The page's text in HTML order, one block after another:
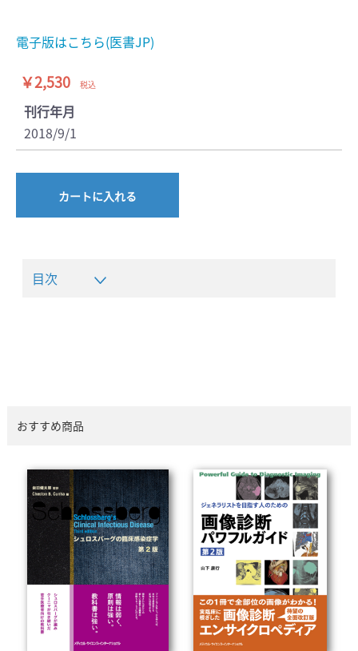
電子版はこちら(医書JP)
￥2,530 税込
刊行年月
2018/9/1
カートに入れる
目次
おすすめ商品